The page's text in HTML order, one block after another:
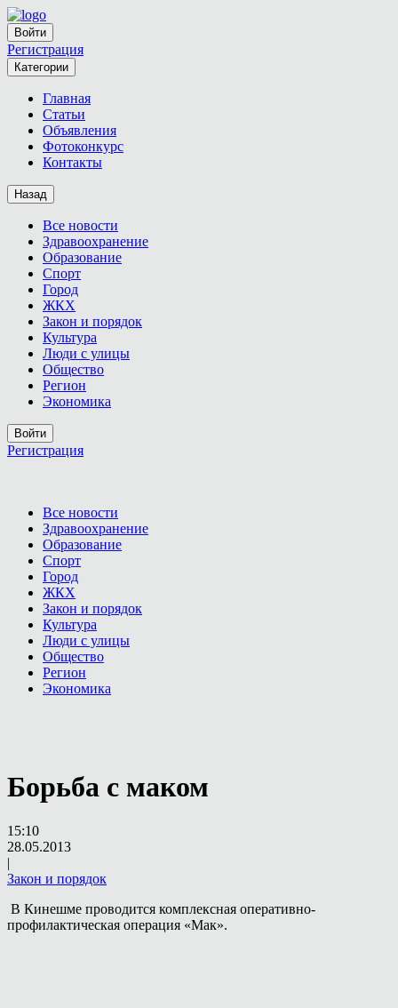
Войти
Регистрация
Категории
Главная
Статьи
Объявления
Фотоконкурс
Контакты
Назад
Все новости
Здравоохранение
Образование
Спорт
Город
ЖКХ
Закон и порядок
Культура
Люди с улицы
Общество
Регион
Экономика
Войти
Регистрация
Все новости
Здравоохранение
Образование
Спорт
Город
ЖКХ
Закон и порядок
Культура
Люди с улицы
Общество
Регион
Экономика
Борьба с маком
15:10
28.05.2013
|
Закон и порядок
В Кинешме проводится комплексная оперативно-
профилактическая операция «Мак».